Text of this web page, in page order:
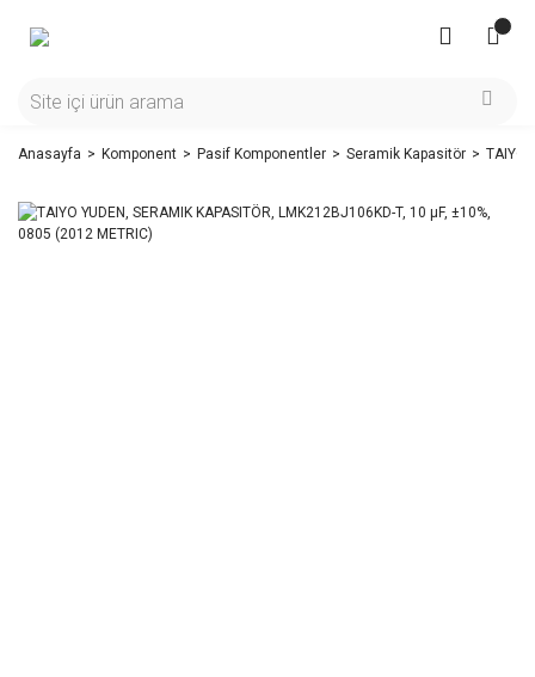
Anasayfa Komponent Pasif Komponentler Seramik Kapasitör TAIYO